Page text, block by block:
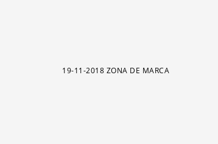
19-11-2018 ZONA DE MARCA